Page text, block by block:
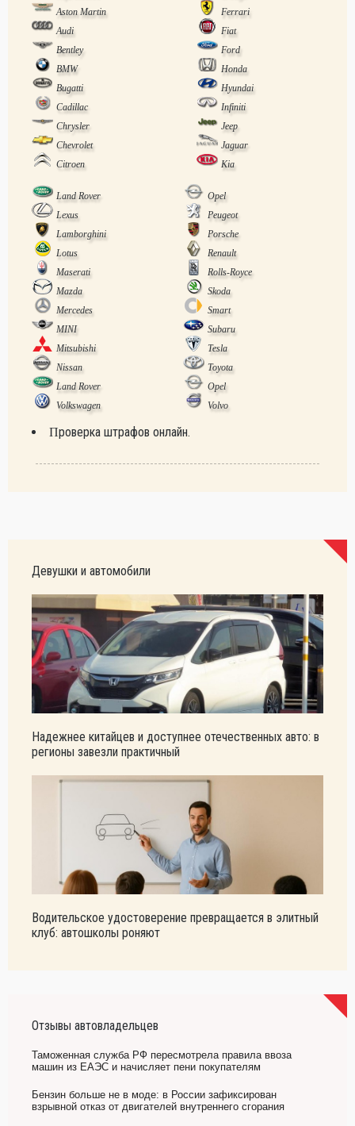
Aston Martin
Ferrari
Audi
Fiat
Bentley
Ford
BMW
Honda
Bugatti
Hyundai
Cadillac
Infiniti
Chrysler
Jeep
Chevrolet
Jaguar
Citroen
Kia
Land Rover
Opel
Lexus
Peugeot
Lamborghini
Porsche
Lotus
Renault
Maserati
Rolls-Royce
Mazda
Skoda
Mercedes
Smart
MINI
Subaru
Mitsubishi
Tesla
Nissan
Toyota
Land Rover
Opel
Volkswagen
Volvo
Проверка штрафов онлайн.
Девушки и автомобили
Надежнее китайцев и доступнее отечественных авто: в
регионы завезли практичный
Водительское удостоверение превращается в элитный
клуб: автошколы роняют
Отзывы автовладельцев
Таможенная служба РФ пересмотрела правила ввоза
машин из ЕАЭС и начисляет пени покупателям
Бензин больше не в моде: в России зафиксирован
взрывной отказ от двигателей внутреннего сгорания